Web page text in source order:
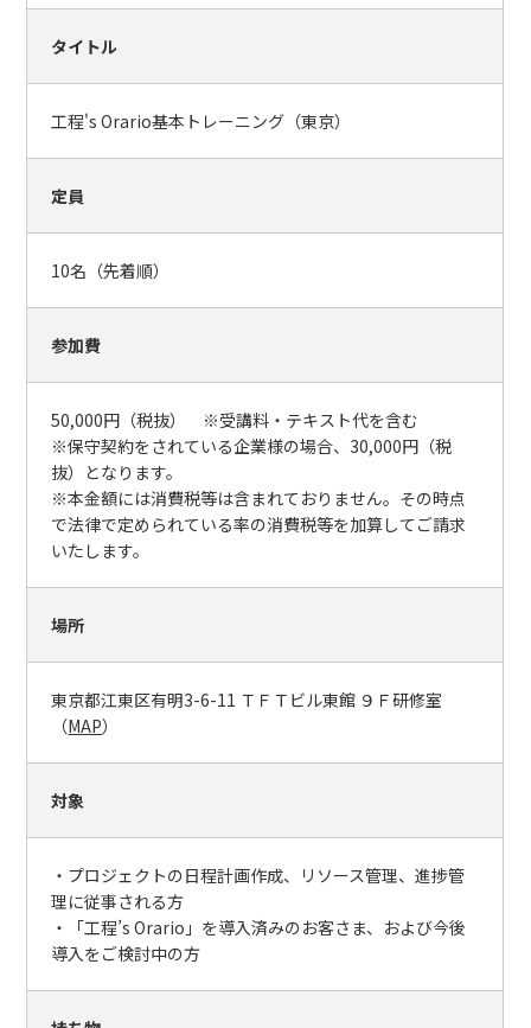
タイトル
工程's Orario基本トレーニング（東京）
定員
10名（先着順）
参加費
50,000円（税抜） ※受講料・テキスト代を含む
※保守契約をされている企業様の場合、30,000円（税
抜）となります。
※本金額には消費税等は含まれておりません。その時点
で法律で定められている率の消費税等を加算してご請求
いたします。
場所
東京都江東区有明3-6-11 ＴＦＴビル東館 ９Ｆ研修室
（MAP）
対象
・プロジェクトの日程計画作成、リソース管理、進捗管
理に従事される方
・「工程’s Orario」を導入済みのお客さま、および今後
導入をご検討中の方